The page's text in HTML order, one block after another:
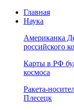
Главная
Наука
Американка
российского
Карты в РФ
космоса
Ракета-
Плесецк